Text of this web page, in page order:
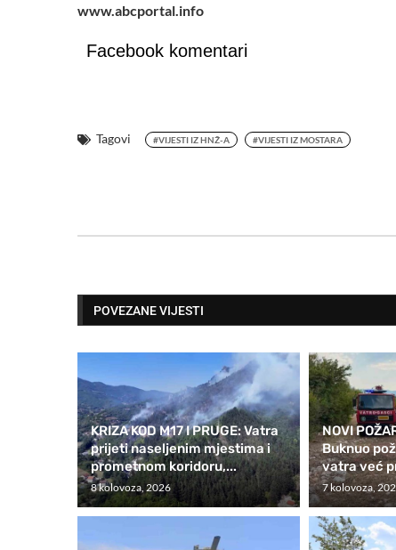
www.abcportal.info
Facebook komentari
Tagovi #VIJESTI IZ HNŽ-A #VIJESTI IZ MOSTARA
POVEZANE VIJESTI
KRIZA KOD M17 I PRUGE: Vatra
prijeti naseljenim mjestima i
prometnom koridoru,...
8 kolovoza, 2026
NOVI
Buknuo
vatra već
7 kolovoza,